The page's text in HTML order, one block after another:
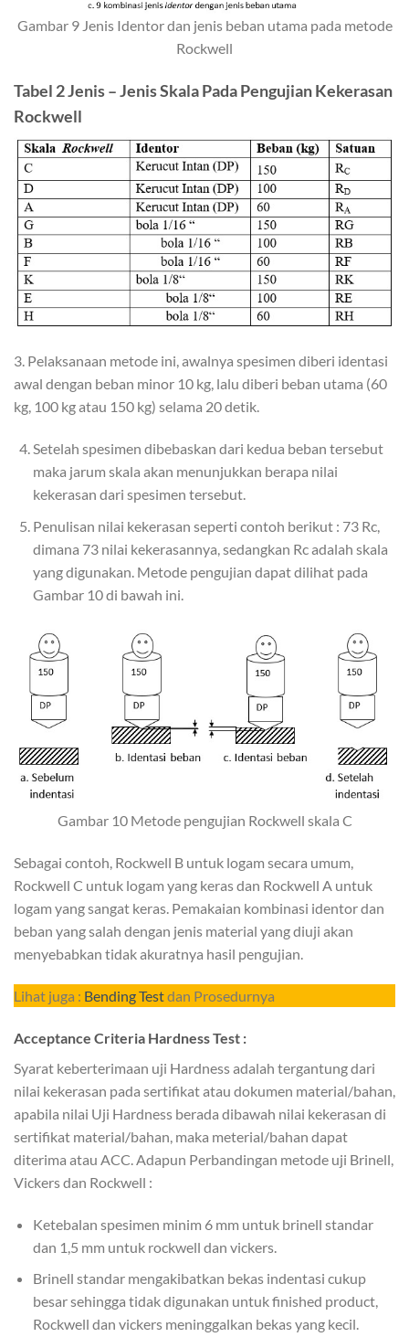
Gambar 9 Jenis Identor dan jenis beban utama pada metode
Rockwell
Tabel 2 Jenis – Jenis Skala Pada Pengujian Kekerasan
Rockwell
3. Pelaksanaan metode ini, awalnya spesimen diberi identasi
awal dengan beban minor 10 kg, lalu diberi beban utama (60
kg, 100 kg atau 150 kg) selama 20 detik.
Setelah spesimen dibebaskan dari kedua beban tersebut
maka jarum skala akan menunjukkan berapa nilai
kekerasan dari spesimen tersebut.
Penulisan nilai kekerasan seperti contoh berikut : 73 Rc,
dimana 73 nilai kekerasannya, sedangkan Rc adalah skala
yang digunakan. Metode pengujian dapat dilihat pada
Gambar 10 di bawah ini.
Gambar 10 Metode pengujian Rockwell skala C
Sebagai contoh, Rockwell B untuk logam secara umum,
Rockwell C untuk logam yang keras dan Rockwell A untuk
logam yang sangat keras. Pemakaian kombinasi identor dan
beban yang salah dengan jenis material yang diuji akan
menyebabkan tidak akuratnya hasil pengujian.
Lihat juga : Bending Testdan Prosedurnya
Acceptance Criteria Hardness Test :
Syarat keberterimaan uji Hardness adalah tergantung dari
nilai kekerasan pada sertifikat atau dokumen material/bahan,
apabila nilai Uji Hardness berada dibawah nilai kekerasan di
sertifikat material/bahan, maka meterial/bahan dapat
diterima atau ACC. Adapun Perbandingan metode uji Brinell,
Vickers dan Rockwell :
Ketebalan spesimen minim 6 mm untuk brinell standar
dan 1,5 mm untuk rockwell dan vickers.
Brinell standar mengakibatkan bekas indentasi cukup
besar sehingga tidak digunakan untuk finished product,
Rockwell dan vickers meninggalkan bekas yang kecil.